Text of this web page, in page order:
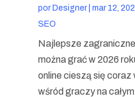
por Designer| mar 12,
SEO
Najlepsze
można grać w 2026
online cieszą się
wśród graczy na